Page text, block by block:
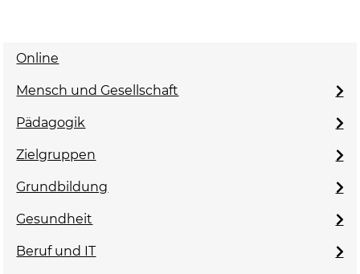
Online
Mensch und Gesellschaft
Pädagogik
Zielgruppen
Grundbildung
Gesundheit
Beruf und IT